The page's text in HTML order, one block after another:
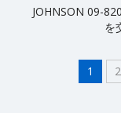
JOHNSON 09-
を
1
2